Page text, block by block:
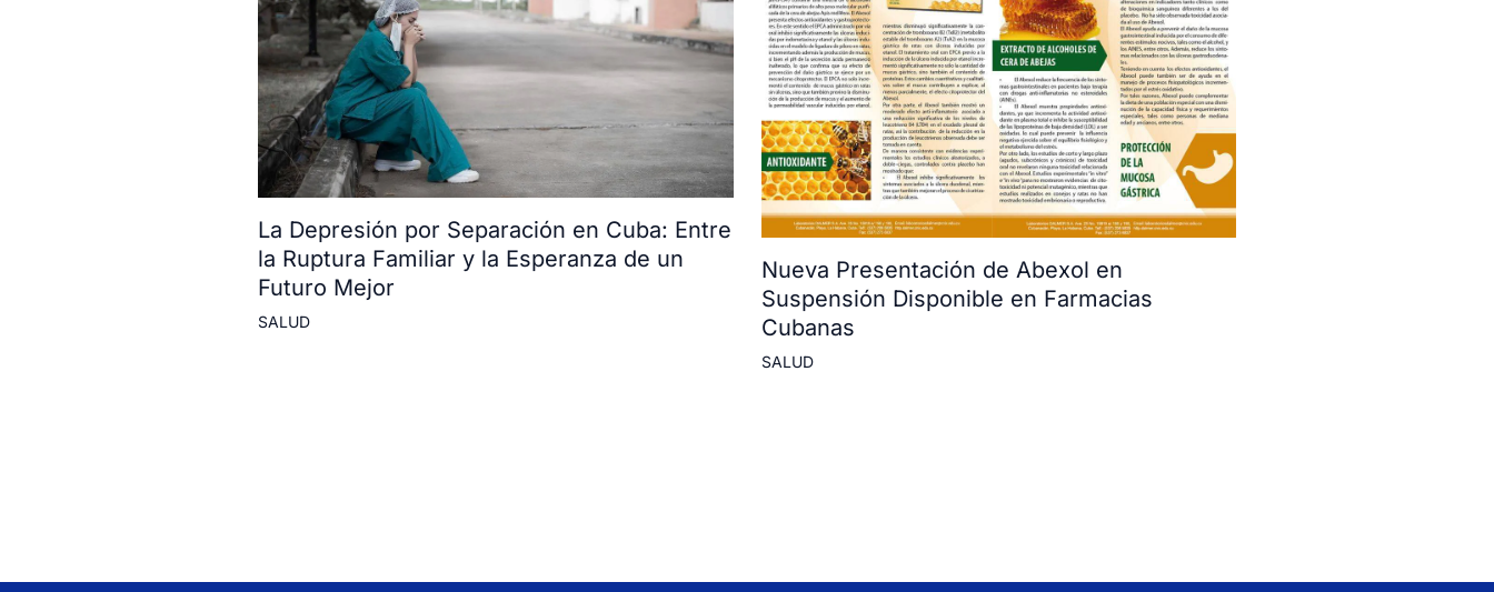
La Depresión por Separación en Cuba: Entre
la Ruptura Familiar y la Esperanza de un
Futuro Mejor
SALUD
Nueva Presentación de Abexol en
Suspensión Disponible en Farmacias
Cubanas
SALUD